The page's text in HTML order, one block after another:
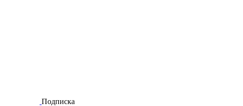
Подписка